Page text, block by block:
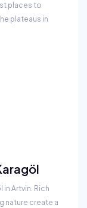
places to
plateaus in
Artvin. Rich
nature create a